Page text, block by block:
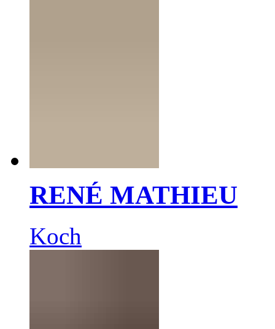
RENÉ MATHIEU
Koch